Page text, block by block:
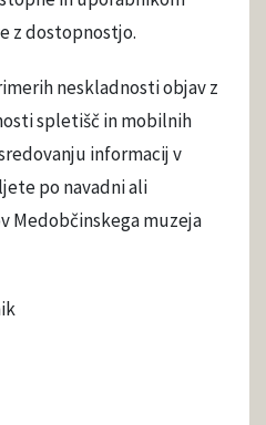
z dostopnostjo.
neskladnosti objav z
spletišč in mobilnih
informacij v
po navadni ali
Medobčinskega muzeja